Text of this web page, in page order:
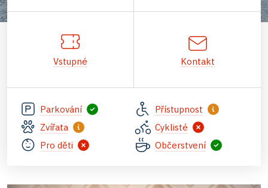
Vstupné Kontakt
Parkování
Přístupnost
Zvířata
Cyklisté
Pro děti
Občerstvení